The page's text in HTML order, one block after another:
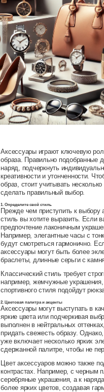
Аксессуары играют ключевую
образа. Правильно подобранные
наряд, подчеркнуть
креативности и утонченности.
образ, стоит учитывать
сделать правильный выбор.
1. Определите свой стиль
Прежде чем приступить к выбору
стиль вы хотите выразить. Если
предпочтение лаконичным
Например, элегантные часы с
будут смотреться гармонично.
аксессуары могут быть более
браслеты, длинные серьги с
Классический стиль требует
например, жемчужные
спортивного стиля подойдут
2. Цветовая палитра и акценты
Аксессуары могут выступать в
яркие цвета или подчеркивая
выполнен в нейтральных
придать свежесть образу.
уже включает несколько ярких
сдержанной палитре, чтобы не
Цвет аксессуаров можно также
контрастах. Например, с черным
серебряные украшения, а к
более ярких цветов, создавая